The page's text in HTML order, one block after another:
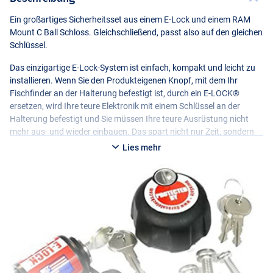
Ein großartiges Sicherheitsset aus einem E-Lock und einem RAM
Mount C Ball Schloss. Gleichschließend, passt also auf den gleichen
Schlüssel.
Das einzigartige E-Lock-System ist einfach, kompakt und leicht zu
installieren. Wenn Sie den Produkteigenen Knopf, mit dem Ihr
Fischfinder an der Halterung befestigt ist, durch ein E-LOCK®
ersetzen, wird Ihre teure Elektronik mit einem Schlüssel an der
Halterung befestigt und Sie müssen Ihre teure Ausrüstung nicht
mehr aus- und wieder einbauen. Das spart nicht nur Zeit, sondern
verringert auch den Verschleiß von Steckern. Es gibt Ihnen die
unbeaufsichtigt lassen (manchmal nur für einen Moment).
Vielseitig einsetzbar: Das E-LOCK® Schloss kann für 11
verschiedene Elektronikmarken verwendet werden, da mehrere
Edelstahlbolzen und Gummischeiben mitgeliefert werden.
-Helix/Onix/Solix/Apex, GARMIN
-Alle Modelle (außer
Echo/Striker),LOWRANCE-Elite 9&12/HDS /Hook 7-12/ LINK/LVR
RAYMARINE-Alle Modelle, SIMRAD NSE 8-12/NSS7-16
Lies mehr